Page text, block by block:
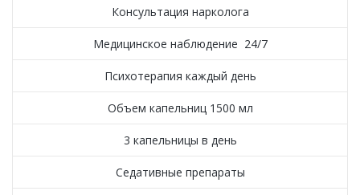
Консультация нарколога
Медицинское наблюдение 24/7
Психотерапия каждый день
Объем капельниц 1500 мл
3 капельницы в день
Седативные препараты